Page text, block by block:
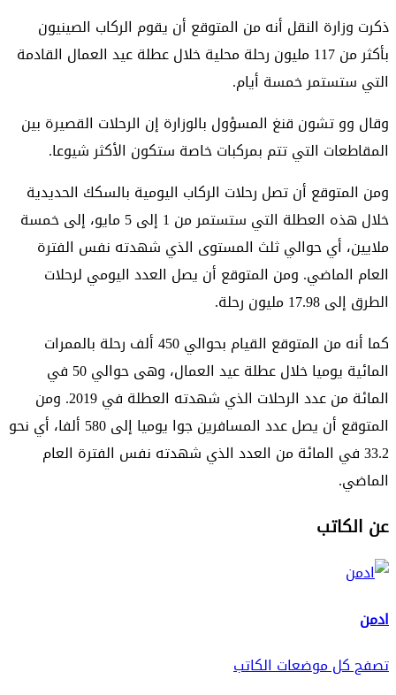
ذكرت وزارة النقل أنه من المتوقع أن يقوم الركاب الصينيون
بأكثر من 117 مليون رحلة محلية خلال عطلة عيد العمال القادمة
التي ستستمر خمسة أيام.
وقال وو تشون قنغ المسؤول بالوزارة إن الرحلات القصيرة بين
المقاطعات التي تتم بمركبات خاصة ستكون الأكثر شيوعا.
ومن المتوقع أن تصل رحلات الركاب اليومية بالسكك الحديدية
خلال هذه العطلة التي ستستمر من 1 إلى 5 مايو، إلى خمسة
ملايين، أي حوالي ثلث المستوى الذي شهدته نفس الفترة
العام الماضي. ومن المتوقع أن يصل العدد اليومي لرحلات
الطرق إلى 17.98 مليون رحلة.
كما أنه من المتوقع القيام بحوالي 450 ألف رحلة بالممرات
المائية يوميا خلال عطلة عيد العمال، وهى حوالي 50 في
المائة من عدد الرحلات الذي شهدته العطلة في 2019. ومن
المتوقع أن يصل عدد المسافرين جوا يوميا إلى 580 ألفا، أي نحو
33.2 في المائة من العدد الذي شهدته نفس الفترة العام
الماضي.
عن الكاتب
ادمن
تصفح كل موضعات الكاتب